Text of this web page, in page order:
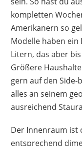
kompletten
Amerikanern so
Modelle haben ein
Litern, das aber
Größere
gern auf den Side-
alles an seinem
ausreichend
Der Innenraum ist
entsprechend